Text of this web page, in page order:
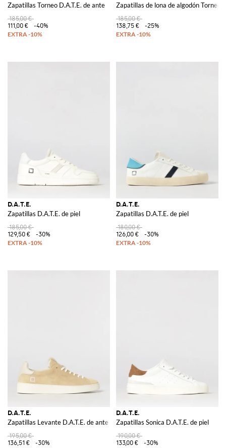
Zapatillas Torneo D.A.T.E. de ante
185,00 €
111,00 €
-40%
Zapatillas de lona de algodón Torneo
185,00 €
138,75 €
-25%
D.A.T.E.
Zapatillas D.A.T.E. de piel
185,00 €
129,50 €
-30%
D.A.T.E.
Zapatillas D.A.T.E. de piel
180,00 €
126,00 €
-30%
D.A.T.E.
Zapatillas Levante D.A.T.E. de ante
195,00 €
136,51 €
-30%
D.A.T.E.
Zapatillas Sonica D.A.T.E. de piel
190,00 €
133,00 €
-30%